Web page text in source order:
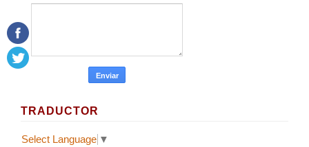
TRADUCTOR
Select Language ▼